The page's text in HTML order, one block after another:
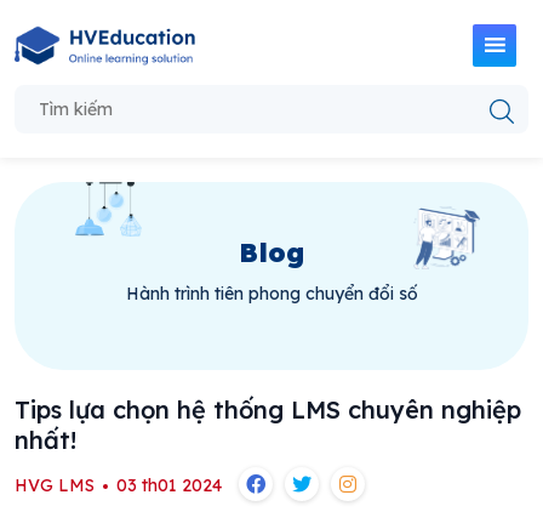
Blog
Hành trình tiên phong chuyển đổi số
Tips lựa chọn hệ thống LMS chuyên nghiệp
nhất!
HVG LMS 03 th01 2024